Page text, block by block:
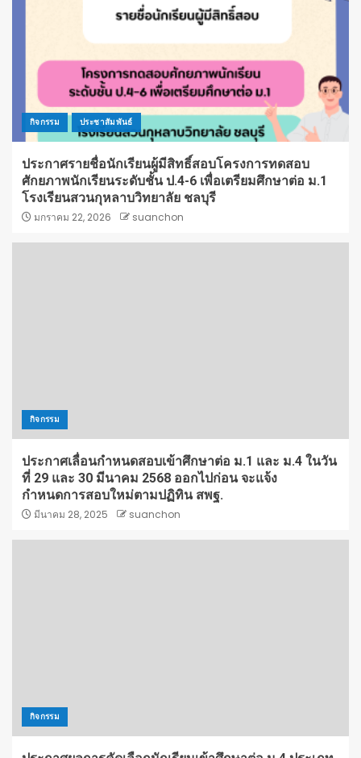
กิจกรรม ประชาสัมพันธ์
ประกาศรายชื่อนักเรียนผู้มีสิทธิ์สอบโครงการทดสอบ
ศักยภาพนักเรียนระดับชั้น ป.4-6 เพื่อเตรียมศึกษาต่อ ม.1
โรงเรียนสวนกุหลาบวิทยาลัย ชลบุรี
มกราคม 22, 2026 suanchon
กิจกรรม
ประกาศเลื่อนกำหนดสอบเข้าศึกษาต่อ ม.1 และ ม.4 ในวัน
ที่ 29 และ 30 มีนาคม 2568 ออกไปก่อน จะแจ้ง
กำหนดการสอบใหม่ตามปฏิทิน สพฐ.
มีนาคม 28, 2025 suanchon
กิจกรรม